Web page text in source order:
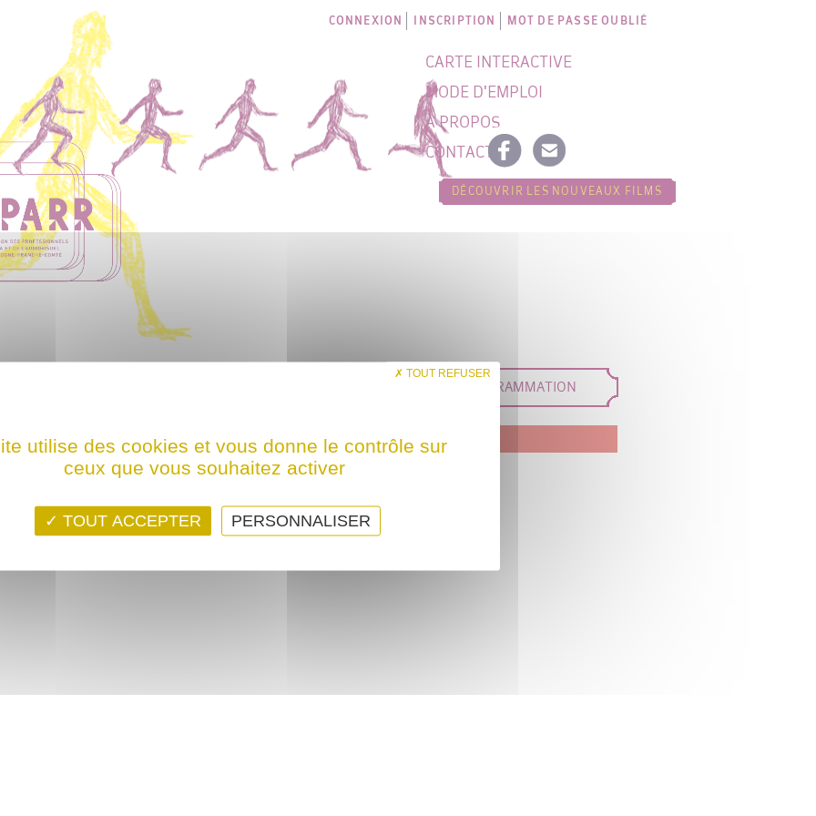
CONNEXION INSCRIPTION MOT DE PASSE OUBLIÉ
CARTE INTERACTIVE
MODE D'EMPLOI
À PROPOS
CONTACT
DÉCOUVRIR LES NOUVEAUX FILMS
IDÉES DE PROGRAMMATION
! Ce film n'est programmé actuellement dans aucune structure
utilise des cookies et vous donne le contrôle sur
ceux que vous souhaitez activer
TOUT ACCEPTER
TOUT REFUSER
PERSONNALISER